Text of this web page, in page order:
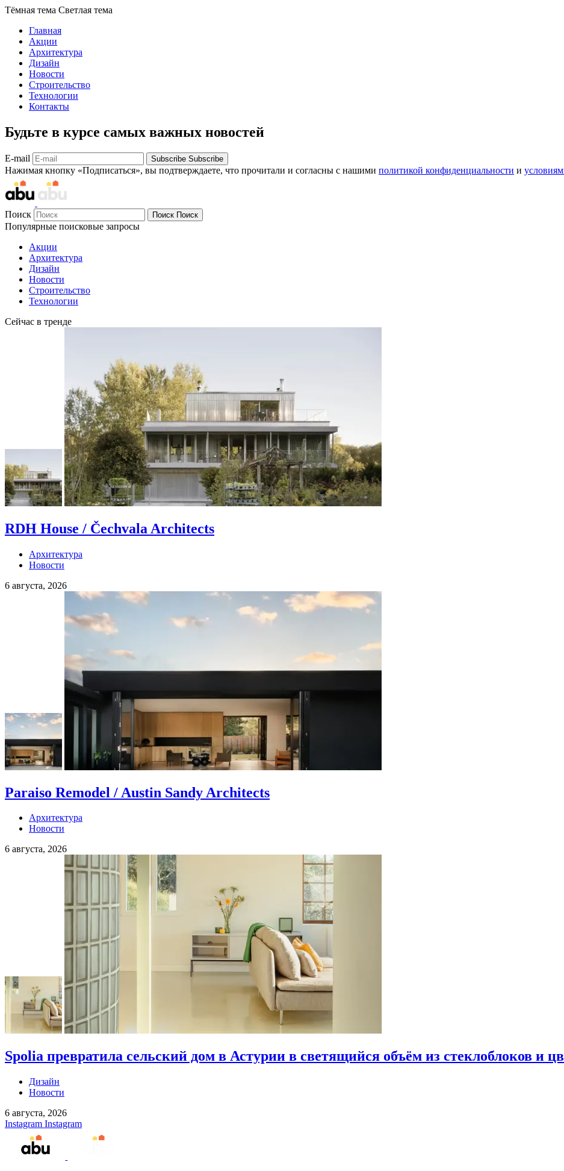
Тёмная тема Светлая тема
Главная
Акции
Архитектура
Дизайн
Новости
Строительство
Технологии
Контакты
Будьте в курсе самых важных новостей
E-mail Subscribe Subscribe
Нажимая кнопку «Подписаться», вы подтверждаете, что прочитали и согласны с нашими политикой конфиденциальности и
Поиск Поиск Поиск
Популярные поисковые запросы
Акции
Архитектура
Дизайн
Новости
Строительство
Технологии
Сейчас в тренде
RDH House / Čechvala Architects
Архитектура
Новости
6 августа, 2026
Paraiso Remodel / Austin Sandy Architects
Архитектура
Новости
6 августа, 2026
Spolia превратила сельский дом в Астурии в светящийся объём из стеклоблоков и
Дизайн
Новости
6 августа, 2026
Instagram Instagram